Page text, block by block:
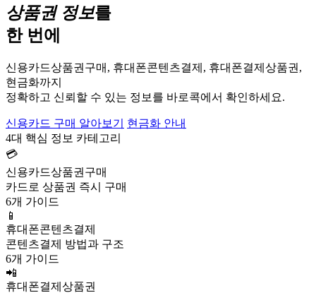
상품권 정보를
한 번에
신용카드상품권구매, 휴대폰콘텐츠결제, 휴대폰결제상품권,
현금화까지
정확하고 신뢰할 수 있는 정보를 바로콕에서 확인하세요.
신용카드 구매 알아보기
현금화 안내
4대 핵심 정보 카테고리
💳
신용카드상품권구매
카드로 상품권 즉시 구매
6개 가이드
📱
휴대폰콘텐츠결제
콘텐츠결제 방법과 구조
6개 가이드
📲
휴대폰결제상품권